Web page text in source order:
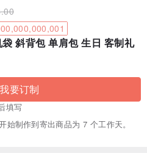
斜背包 单肩包 生日 客制礼
我要订制
填写
始制作到寄出商品为 7 个工作天。